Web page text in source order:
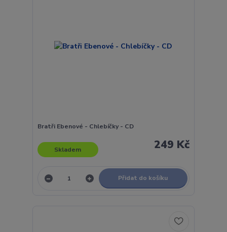
Bratři Ebenové - Chlebíčky - CD
249 Kč
Skladem
Přidat do košíku